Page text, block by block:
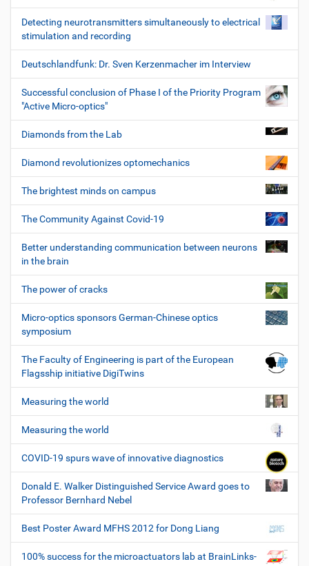
Detecting neurotransmitters simultaneously to electrical
stimulation and recording
Deutschlandfunk: Dr. Sven Kerzenmacher im Interview
Successful conclusion of Phase I of the Priority Program
"Active Micro-optics"
Diamonds from the Lab
Diamond revolutionizes optomechanics
The brightest minds on campus
The Community Against Covid-19
Better understanding communication between neurons
in the brain
The power of cracks
Micro-optics sponsors German-Chinese optics
symposium
The Faculty of Engineering is part of the European
Flagsship initiative DigiTwins
Measuring the world
Measuring the world
COVID-19 spurs wave of innovative diagnostics
Donald E. Walker Distinguished Service Award goes to
Professor Bernhard Nebel
Best Poster Award MFHS 2012 for Dong Liang
100% success for the microactuators lab at BrainLinks-